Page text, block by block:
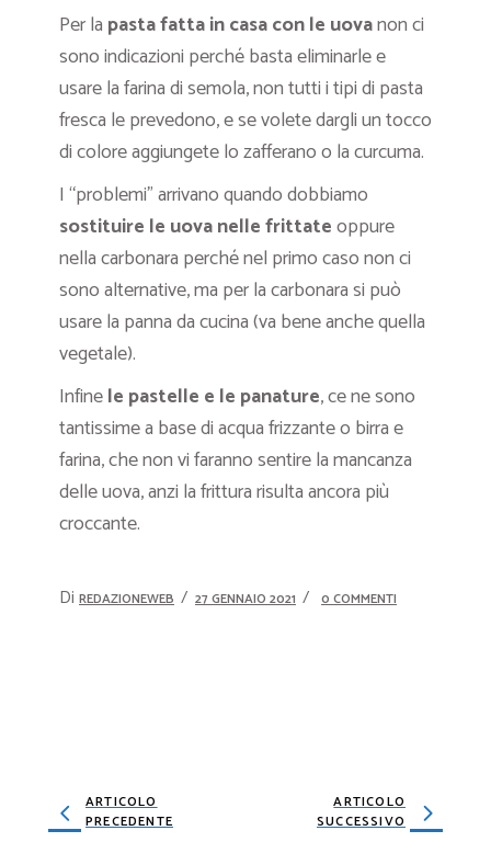
Per la pasta fatta in casa con le uovanon ci
sono indicazioni perché basta eliminarle e
usare la farina di semola, non tutti i tipi di pasta
fresca le prevedono, e se volete dargli un tocco
di colore aggiungete lo zafferano o la curcuma.
I “problemi” arrivano quando dobbiamo
sostituire le uova nelle frittateoppure
nella carbonara perché nel primo caso non ci
sono alternative, ma per la carbonara si può
usare la panna da cucina (va bene anche quella
vegetale).
Infinele pastelle e le panature, ce ne sono
tantissime a base di acqua frizzante o birra e
farina, che non vi faranno sentire la mancanza
delle uova, anzi la frittura risulta ancora più
croccante.
Di REDAZIONEWEB 27 GENNAIO 2021 0 COMMENTI
ARTICOLO
PRECEDENTE
ARTICOLO
SUCCESSIVO